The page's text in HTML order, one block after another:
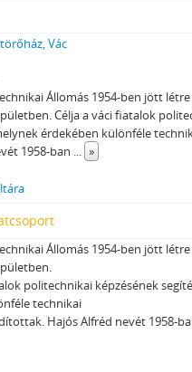
Vác
Állomás 1954-ben jött
Célja a váci fiatalok
érdekében különféle
1958-ban ... »
Állomás 1954-ben jött
politechnikai képzésének
technikai
Hajós Alfréd nevét 1958-